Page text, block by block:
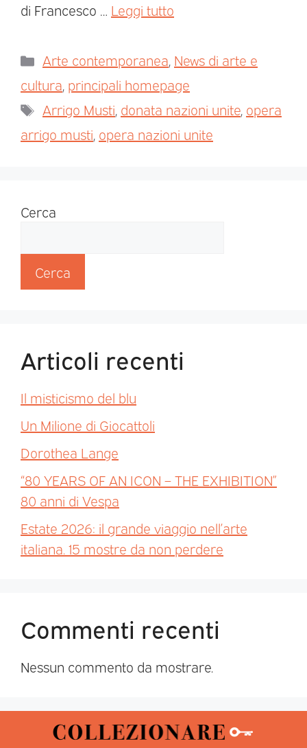
di Francesco … Leggi tutto
Arte contemporanea, News di arte e
cultura, principali homepage
Arrigo Musti, donata nazioni unite, opera
arrigo musti, opera nazioni unite
Cerca
Cerca
Articoli recenti
Il misticismo del blu
Un Milione di Giocattoli
Dorothea Lange
“80 YEARS OF AN ICON – THE EXHIBITION”
80 anni di Vespa
Estate 2026: il grande viaggio nell’arte
italiana. 15 mostre da non perdere
Commenti recenti
Nessun commento da mostrare.